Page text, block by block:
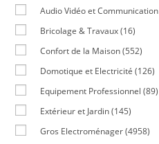
Audio Vidéo et Communication
Bricolage & Travaux (16)
Confort de la Maison (552)
Domotique et Electricité (126)
Equipement Professionnel (89)
Extérieur et Jardin (145)
Gros Electroménager (4958)